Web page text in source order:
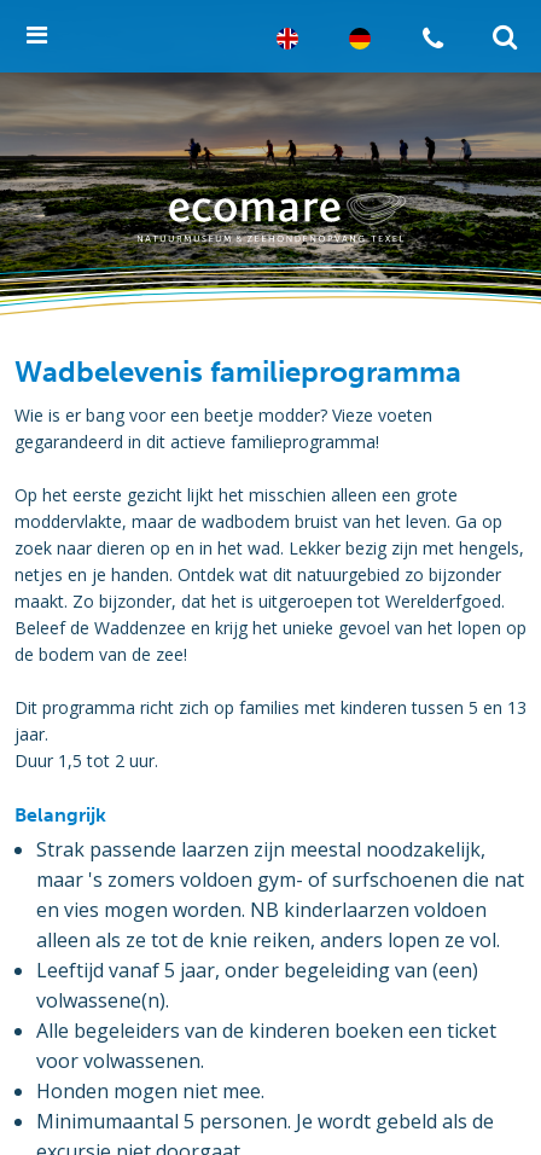
Wadbelevenis familieprogramma
Wie is er bang voor een beetje modder? Vieze voeten
gegarandeerd in dit actieve familieprogramma!
Op het eerste gezicht lijkt het misschien alleen een grote
moddervlakte, maar de wadbodem bruist van het leven. Ga op
zoek naar dieren op en in het wad. Lekker bezig zijn met hengels,
netjes en je handen. Ontdek wat dit natuurgebied zo bijzonder
maakt. Zo bijzonder, dat het is uitgeroepen tot Werelderfgoed.
Beleef de Waddenzee en krijg het unieke gevoel van het lopen op
de bodem van de zee!
Dit programma richt zich op families met kinderen tussen 5 en 13
jaar.
Duur 1,5 tot 2 uur.
Belangrijk
Strak passende laarzen zijn meestal noodzakelijk,
maar 's zomers voldoen gym- of surfschoenen die nat
en vies mogen worden. NB kinderlaarzen voldoen
alleen als ze tot de knie reiken, anders lopen ze vol.
Leeftijd vanaf 5 jaar, onder begeleiding van (een)
volwassene(n).
Alle begeleiders van de kinderen boeken een ticket
voor volwassenen.
Honden mogen niet mee.
Minimumaantal 5 personen. Je wordt gebeld als de